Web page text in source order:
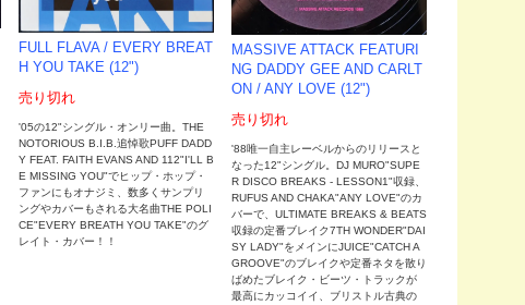
FULL FLAVA / EVERY BREAT
H YOU TAKE (12")
売り切れ
'05の12"シングル・オンリー曲。THE
NOTORIOUS B.I.B.追悼歌PUFF DADD
Y FEAT. FAITH EVANS AND 112"I'LL B
E MISSING YOU"でヒップ・ホップ・
ファンにもオナジミ、数多くサンプリ
ングやカバーもされる大名曲THE POLI
CE"EVERY BREATH YOU TAKE"のグ
レイト・カバー！！
MASSIVE ATTACK FEATURI
NG DADDY GEE AND CARLT
ON / ANY LOVE (12")
売り切れ
'88唯一自主レーベルからのリリースと
なった12"シングル。DJ MURO"SUPE
R DISCO BREAKS - LESSON1"収録、
RUFUS AND CHAKA"ANY LOVE"のカ
バーで、ULTIMATE BREAKS & BEATS
収録の定番ブレイク7TH WONDER"DAI
SY LADY"をメインにJUICE"CATCH A
GROOVE"のブレイクや定番ネタを散り
ばめたブレイク・ビーツ・トラックが
最高にカッコイイ、ブリストル古典の